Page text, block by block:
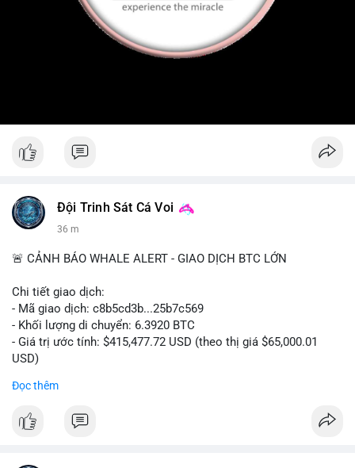
Đội Trinh Sát Cá Voi
36 m
🚨 CẢNH BÁO WHALE ALERT - GIAO DỊCH BTC LỚN
Chi tiết giao dịch:
- Mã giao dịch: c8b5cd3b...25b7c569
- Khối lượng di chuyển: 6.3920 BTC
- Giá trị ước tính: $415,477.72 USD (theo thị giá $65,000.01
USD)
nghìn USD được xác nhận trong mempool, mức chuyển động
Đọc thêm